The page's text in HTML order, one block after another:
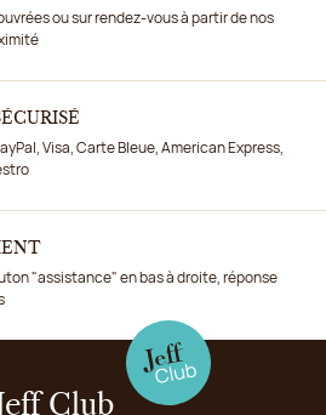
ou sur rendez-vous à partir de nos
Visa, Carte Bleue, American Express,
"assistance" en bas à droite, réponse
Jeff Club